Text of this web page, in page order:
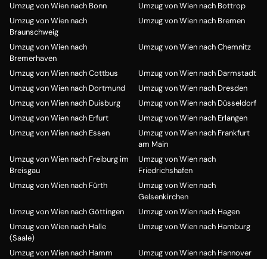
Umzug von Wien nach Bonn
Umzug von Wien nach Bottrop
Umzug von Wien nach
Braunschweig
Umzug von Wien nach Bremen
Umzug von Wien nach
Bremerhaven
Umzug von Wien nach Chemnitz
Umzug von Wien nach Cottbus
Umzug von Wien nach Darmstadt
Umzug von Wien nach Dortmund
Umzug von Wien nach Dresden
Umzug von Wien nach Duisburg
Umzug von Wien nach Düsseldorf
Umzug von Wien nach Erfurt
Umzug von Wien nach Erlangen
Umzug von Wien nach Essen
Umzug von Wien nach Frankfurt
am Main
Umzug von Wien nach Freiburg im
Breisgau
Umzug von Wien nach
Friedrichshafen
Umzug von Wien nach Fürth
Umzug von Wien nach
Gelsenkirchen
Umzug von Wien nach Göttingen
Umzug von Wien nach Hagen
Umzug von Wien nach Halle
(Saale)
Umzug von Wien nach Hamburg
Umzug von Wien nach Hamm
Umzug von Wien nach Hannover